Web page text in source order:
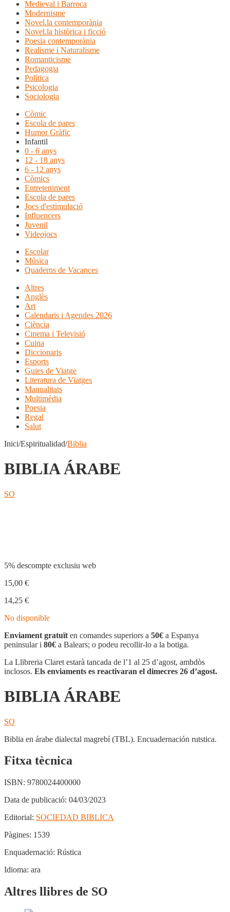
Medieval i Barroca
Modernisme
Novel.la contemporània
Novel.la històrica i ficció
Poesia contemporània
Realisme i Naturalisme
Romanticisme
Pedagogia
Política
Psicologia
Sociologia
Còmic
Escola de pares
Humor Gràfic
Infantil
0 - 6 anys
12 - 18 anys
6 - 12 anys
Còmics
Entreteniment
Escola de pares
Jocs d'estimulació
Influencers
Juvenil
Videojocs
Escolar
Música
Quaderns de Vacances
Altres
Anglès
Art
Calendaris i Agendes 2026
Ciència
Cinema i Televisió
Cuina
Diccionaris
Esports
Guies de Viatge
Literatura de Viatges
Manualitats
Multimèdia
Poesia
Regal
Salut
Inici/Espiritualidad/Biblia
BIBLIA ÁRABE
SO
5% descompte exclusiu web
15,00 €
14,25 €
No disponible
Enviament gratuït en comandes superiors a 50€ a Espanya
peninsular i 80€ a Balears; o podeu recollir-lo a la botiga.
La Llibreria Claret estarà tancada de l’1 al 25 d’agost, ambdòs
inclosos. Els enviaments es reactivaran el dimecres 26 d’agost.
BIBLIA ÁRABE
SO
Biblia en árabe dialectal magrebí (TBL). Encuadernación rutstica.
Fitxa tècnica
ISBN: 9780024400000
Data de publicació: 04/03/2023
Editorial: SOCIEDAD BIBLICA
Pàgines: 1539
Enquadernació: Rústica
Idioma: ara
Altres llibres de SO